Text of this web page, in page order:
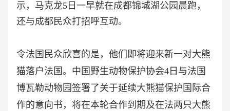
示，马克龙5日一早就在成都锦城湖公园晨跑，
还与成都民众打招呼互动。
令法国民众欣喜的是，他们即将迎来新一对大熊
猫落户法国。中国野生动物保护协会4日与法国
博瓦勒动物园签署了关于延续大熊猫保护国际合
作的意向书，将在本轮合作到期及在法两只大熊